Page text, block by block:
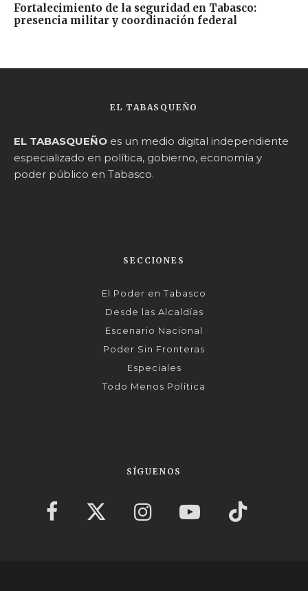
Fortalecimiento de la seguridad en Tabasco:
presencia militar y coordinación federal
EL TABASQUEÑO
EL TABASQUEÑO es un medio digital independiente
especializado en política, gobierno, economía y
poder público en Tabasco.
SECCIONES
El Poder en Tabasco
Desde las Alcaldías
Escenario Nacional
Poder Sin Fronteras
Especiales
Todo Menos Política
SÍGUENOS